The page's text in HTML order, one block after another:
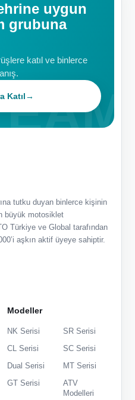
uygun
grubuna
katıl ve binlerce
Katıl→
tutku duyan binlerce kişinin
büyük motosiklet
Türkiye ve Global tarafından
aşkın aktif üyeye sahiptir.
Modeller
NK Serisi
SR Serisi
CL Serisi
SC Serisi
Dual Serisi
MT Serisi
GT Serisi
ATV
Modelleri